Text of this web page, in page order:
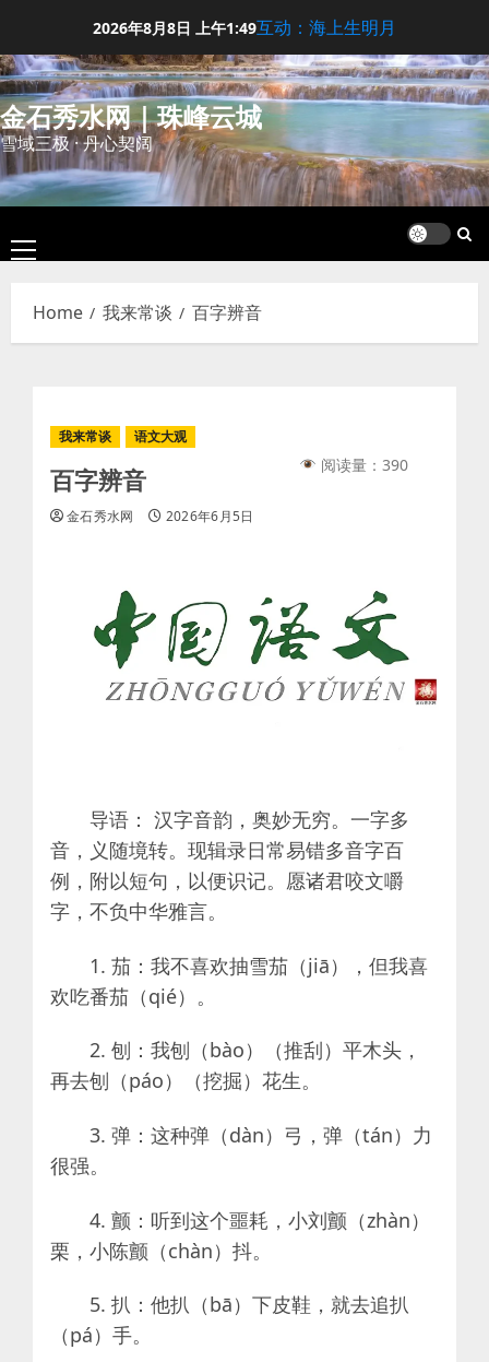
content
2026年8月8日 上午1:49互动：海上生明月
金石秀水网｜珠峰云城
雪域三极 · 丹心契阔
Primary
Menu
Home 我来常谈 百字辨音
我来常谈 语文大观
百字辨音
金石秀水网 2026年6月5日
阅读量：390
导语： 汉字音韵，奥妙无穷。一字多
音，义随境转。现辑录日常易错多音字百
例，附以短句，以便识记。愿诸君咬文嚼
字，不负中华雅言。
1. 茄：我不喜欢抽雪茄（jiā），但我喜
欢吃番茄（qié）。
2. 刨：我刨（bào）（推刮）平木头，
再去刨（páo）（挖掘）花生。
3. 弹：这种弹（dàn）弓，弹（tán）力
很强。
4. 颤：听到这个噩耗，小刘颤（zhàn）
栗，小陈颤（chàn）抖。
5. 扒：他扒（bā）下皮鞋，就去追扒
（pá）手。